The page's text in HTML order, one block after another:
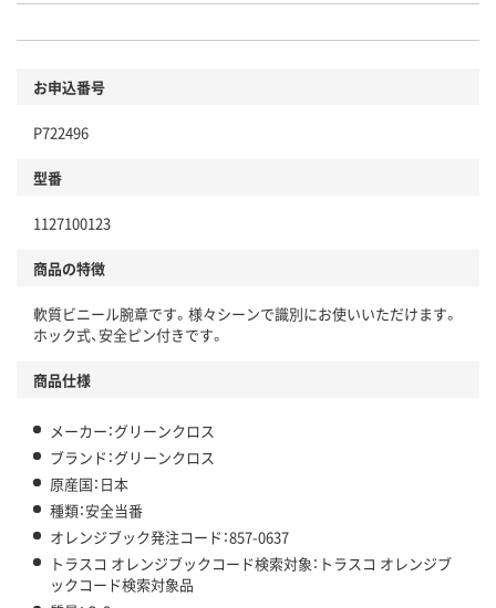
お申込番号
P722496
型番
1127100123
商品の特徴
軟質ビニール腕章です。様々シーンで識別にお使いいただけます。
ホック式、安全ピン付きです。
商品仕様
メーカー：グリーンクロス
ブランド：グリーンクロス
原産国：日本
種類：安全当番
オレンジブック発注コード：857-0637
トラスコ オレンジブックコード検索対象：トラスコ オレンジブ
ックコード検索対象品